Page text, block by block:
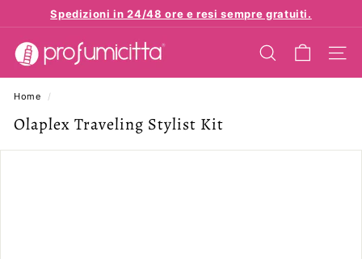
direttamente
contenuti
Metti
presentazione
Spedizioni in 24/48 ore e resi sempre gratuiti.
p
r
o
f
u
m
CERCA
Home /
Olaplex Traveling Stylist Kit